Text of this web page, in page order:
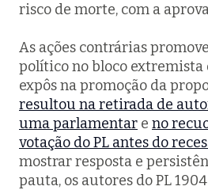
risco de morte, com a
As ações contrárias
político no bloco extremista
expôs na promoção da
resultou na retirada de
uma parlamentar e no
votação do PL antes do
mostrar resposta e
pauta, os autores do PL